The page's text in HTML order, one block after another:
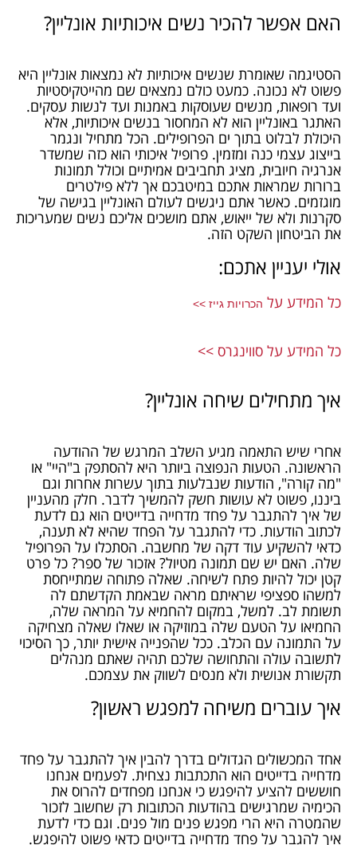
האם אפשר להכיר נשים איכותיות אונליין?
הסטיגמה שאומרת שנשים איכותיות לא נמצאות אונליין היא
פשוט לא נכונה. כמעט כולם נמצאים שם מהייטקיסטיות
ועד רופאות, מנשים שעוסקות באמנות ועד לנשות עסקים.
האתגר באונליין הוא לא המחסור בנשים איכותיות, אלא
היכולת לבלוט בתוך ים הפרופילים. הכל מתחיל ונגמר
בייצוג עצמי כנה ומזמין. פרופיל איכותי הוא כזה שמשדר
אנרגיה חיובית, מציג תחביבים אמיתיים וכולל תמונות
ברורות שמראות אתכם במיטבכם אך ללא פילטרים
מוגזמים. כאשר אתם ניגשים לעולם האונליין בגישה של
סקרנות ולא של ייאוש, אתם מושכים אליכם נשים שמעריכות
את הביטחון השקט הזה.
אולי יעניין אתכם:
כל המידע על הכרויות גייז >>
כל המידע על סווינגרס >>
איך מתחילים שיחה אונליין?
אחרי שיש התאמה מגיע השלב המרגש של ההודעה
הראשונה. הטעות הנפוצה ביותר היא להסתפק ב"היי" או
"מה קורה", הודעות שנבלעות בתוך עשרות אחרות וגם
ביננו, פשוט לא עושות חשק להמשיך לדבר. חלק מהעניין
של איך להתגבר על פחד מדחייה בדייטים הוא גם לדעת
לכתוב הודעות. כדי להתגבר על הפחד שהיא לא תענה,
כדאי להשקיע עוד דקה של מחשבה. הסתכלו על הפרופיל
שלה. האם יש שם תמונה מטיול? אזכור של ספר? כל פרט
קטן יכול להיות פתח לשיחה. שאלה פתוחה שמתייחסת
למשהו ספציפי שראיתם מראה שבאמת הקדשתם לה
תשומת לב. למשל, במקום להחמיא על המראה שלה,
החמיאו על הטעם שלה במוזיקה או שאלו שאלה מצחיקה
על התמונה עם הכלב. ככל שהפנייה אישית יותר, כך הסיכוי
לתשובה עולה והתחושה שלכם תהיה שאתם מנהלים
תקשורת אנושית ולא מנסים לשווק את עצמכם.
איך עוברים משיחה למפגש ראשון?
אחד המכשולים הגדולים בדרך להבין איך להתגבר על פחד
מדחייה בדייטים הוא התכתבות נצחית. לפעמים אנחנו
חוששים להציע להיפגש כי אנחנו מפחדים להרוס את
הכימיה שמרגישים בהודעות הכתובות רק שחשוב לזכור
שהמטרה היא הרי מפגש פנים מול פנים. וגם כדי לדעת
איך להגבר על פחד מדחייה בדייטים כדאי פשוט להיפגש.